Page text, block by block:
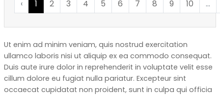
‹ 1 2 3 4 5 6 7 8 9 10 ...
Ut enim ad minim veniam, quis nostrud exercitation
ullamco laboris nisi ut aliquip ex ea commodo consequat.
Duis aute irure dolor in reprehenderit in voluptate velit esse
cillum dolore eu fugiat nulla pariatur. Excepteur sint
occaecat cupidatat non proident, sunt in culpa qui officia